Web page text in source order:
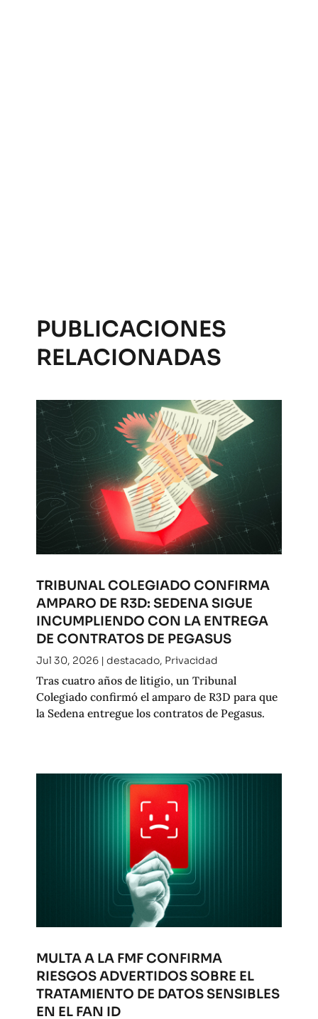
PUBLICACIONES
RELACIONADAS
TRIBUNAL COLEGIADO CONFIRMA
AMPARO DE R3D: SEDENA SIGUE
INCUMPLIENDO CON LA ENTREGA
DE CONTRATOS DE PEGASUS
Jul 30, 2026| destacado, Privacidad
Tras cuatro años de litigio, un Tribunal
Colegiado confirmó el amparo de R3D para que
la Sedena entregue los contratos de Pegasus.
MULTA A LA FMF CONFIRMA
RIESGOS ADVERTIDOS SOBRE EL
TRATAMIENTO DE DATOS SENSIBLES
EN EL FAN ID